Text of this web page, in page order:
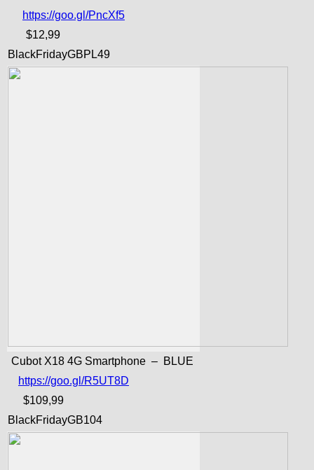
https://goo.gl/PncXf5
$12,99
BlackFridayGBPL49
Cubot X18 4G Smartphone – BLUE
https://goo.gl/R5UT8D
$109,99
BlackFridayGB104